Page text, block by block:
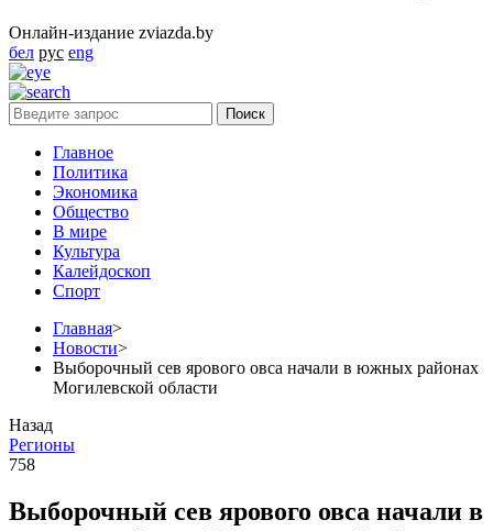
Онлайн-издание zviazda.by
бел рус eng
Главное
Политика
Экономика
Общество
В мире
Культура
Калейдоскоп
Спорт
Главная>
Новости>
Выборочный сев ярового овса начали в южных районах
Могилевской области
Назад
Регионы
758
Выборочный сев ярового овса начали в